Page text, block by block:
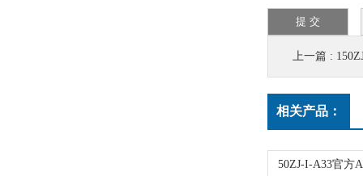
上一篇 :
相关产品：